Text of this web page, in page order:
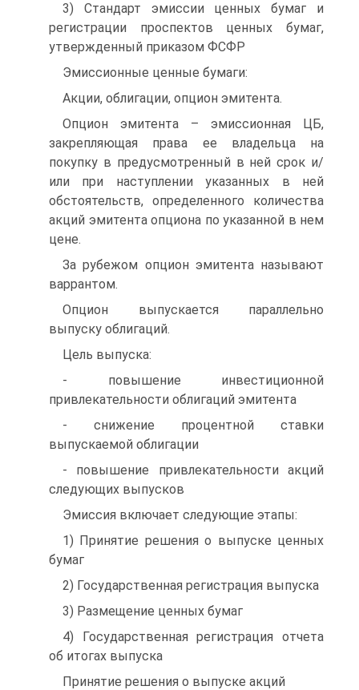
3) Стандарт эмиссии ценных бумаг и
регистрации проспектов ценных бумаг,
утвержденный приказом ФСФР
Эмиссионные ценные бумаги:
Акции, облигации, опцион эмитента.
Опцион эмитента – эмиссионная ЦБ,
закрепляющая права ее владельца на
покупку в предусмотренный в ней срок и/
или при наступлении указанных в ней
обстоятельств, определенного количества
акций эмитента опциона по указанной в нем
цене.
За рубежом опцион эмитента называют
варрантом.
Опцион выпускается параллельно
выпуску облигаций.
Цель выпуска:
- повышение инвестиционной
привлекательности облигаций эмитента
- снижение процентной ставки
выпускаемой облигации
- повышение привлекательности акций
следующих выпусков
Эмиссия включает следующие этапы:
1) Принятие решения о выпуске ценных
бумаг
2) Государственная регистрация выпуска
3) Размещение ценных бумаг
4) Государственная регистрация отчета
об итогах выпуска
Принятие решения о выпуске акций